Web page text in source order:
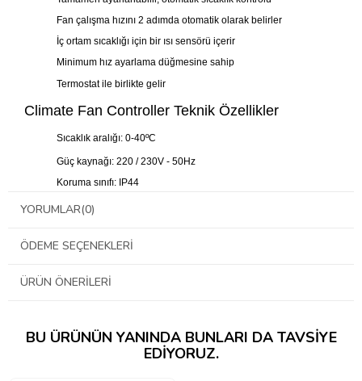
Fan çalışma hızını 2 adımda otomatik olarak belirler
İç ortam sıcaklığı için bir ısı sensörü içerir
Minimum hız ayarlama düğmesine sahip
Termostat ile birlikte gelir
Climate Fan Controller Teknik Özellikler
Sıcaklık aralığı: 0-40ºC
Güç kaynağı: 220 / 230V - 50Hz
Koruma sınıfı: IP44
Dimmer Ölçüleri: 120x60x50 mm
YORUMLAR(0)
ÖDEME SEÇENEKLERI
ÜRÜN ÖNERILERI
BU ÜRÜNÜN YANINDA BUNLARI DA TAVSIYE
EDIYORUZ.